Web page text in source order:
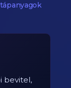
bevitel,